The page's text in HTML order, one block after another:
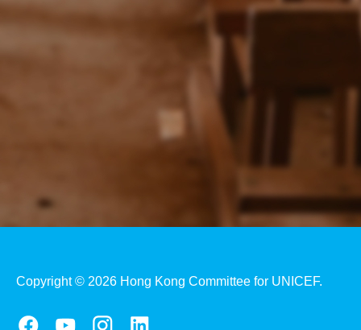
Copyright © 2026 Hong Kong Committee for UNICEF.